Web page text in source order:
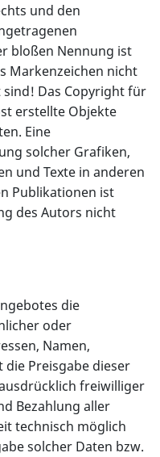
und den
bloßen Nennung ist
Markenzeichen nicht
Das Copyright für
erstellte Objekte
Eine
solcher Grafiken,
und Texte in anderen
Publikationen ist
des Autors nicht
die
oder
Namen,
Preisgabe dieser
freiwilliger
Bezahlung aller
technisch möglich
solcher Daten bzw.